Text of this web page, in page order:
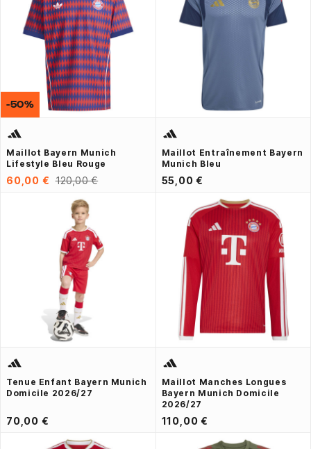
Maillot Bayern Munich
Lifestyle Bleu Rouge
60,00 € 120,00 €
-50%
Maillot Entraînement Bayern
Munich Bleu
55,00 €
Tenue Enfant Bayern Munich
Domicile 2026/27
70,00 €
Maillot Manches Longues
Bayern Munich Domicile
2026/27
110,00 €